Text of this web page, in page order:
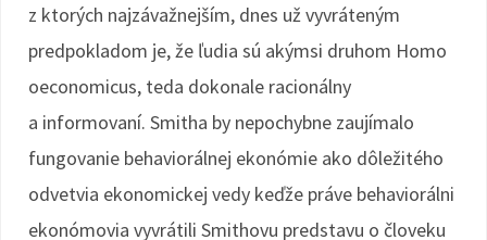
z ktorých najzávažnejším, dnes už vyvráteným
predpokladom je, že ľudia sú akýmsi druhom Homo
oeconomicus, teda dokonale racionálny
a informovaní. Smitha by nepochybne zaujímalo
fungovanie behaviorálnej ekonómie ako dôležitého
odvetvia ekonomickej vedy keďže práve behaviorálni
ekonómovia vyvrátili Smithovu predstavu o človeku